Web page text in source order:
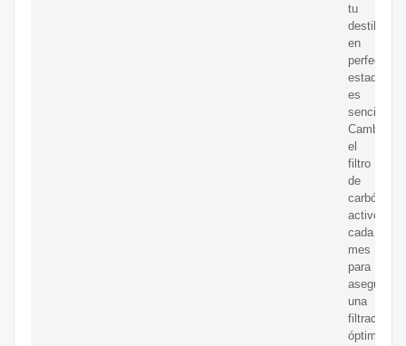
tu
destiladora
en
perfecto
estado
es
sencillo:
Cambia
el
filtro
de
carbón
activo
cada
mes
para
asegurar
una
filtración
óptima.